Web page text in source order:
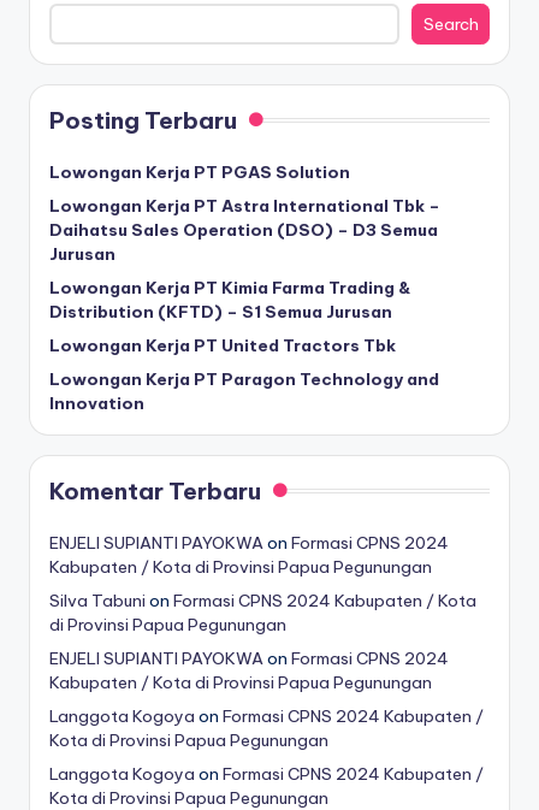
Search
Posting Terbaru
Lowongan Kerja PT PGAS Solution
Lowongan Kerja PT Astra International Tbk –
Daihatsu Sales Operation (DSO) – D3 Semua
Jurusan
Lowongan Kerja PT Kimia Farma Trading &
Distribution (KFTD) – S1 Semua Jurusan
Lowongan Kerja PT United Tractors Tbk
Lowongan Kerja PT Paragon Technology and
Innovation
Komentar Terbaru
ENJELI SUPIANTI PAYOKWAon Formasi CPNS 2024
Kabupaten / Kota di Provinsi Papua Pegunungan
Silva Tabuni on Formasi CPNS 2024 Kabupaten / Kota
di Provinsi Papua Pegunungan
ENJELI SUPIANTI PAYOKWAon Formasi CPNS 2024
Kabupaten / Kota di Provinsi Papua Pegunungan
Langgota Kogoya on Formasi CPNS 2024 Kabupaten /
Kota di Provinsi Papua Pegunungan
Langgota Kogoya on Formasi CPNS 2024 Kabupaten /
Kota di Provinsi Papua Pegunungan